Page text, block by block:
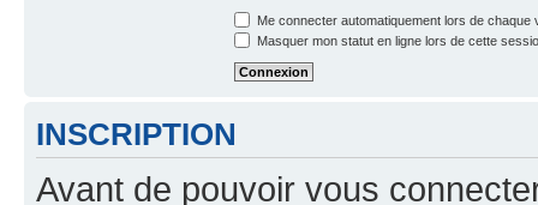
Me connecter automatiquement lors de chaque
Masquer mon statut en ligne lors de cette
INSCRIPTION
Avant de pouvoir vous